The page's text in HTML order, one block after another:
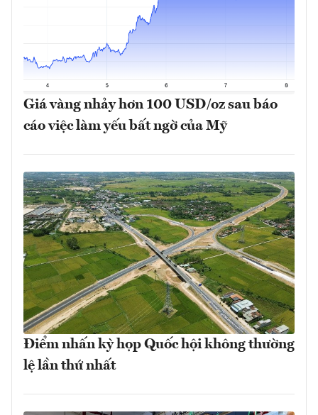
Giá vàng nhảy hơn 100 USD/oz sau báo
cáo việc làm yếu bất ngờ của Mỹ
Điểm nhấn kỳ họp Quốc hội không thường
lệ lần thứ nhất